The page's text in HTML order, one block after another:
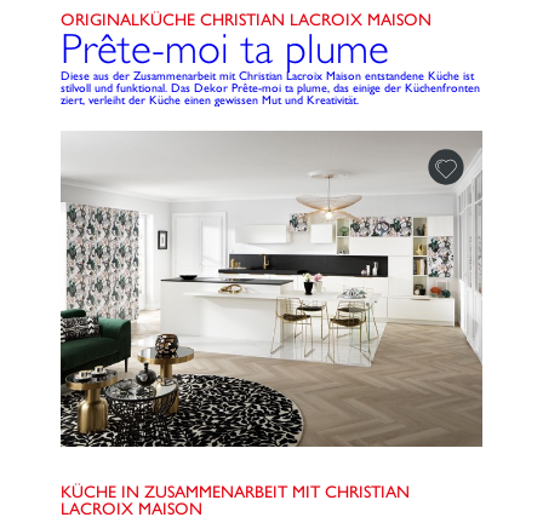
ORIGINALKÜCHE CHRISTIAN LACROIX MAISON
Prête-moi ta plume
Diese aus der Zusammenarbeit mit Christian Lacroix Maison entstandene Küche ist
stilvoll und funktional. Das Dekor Prête-moi ta plume, das einige der Küchenfronten
ziert, verleiht der Küche einen gewissen Mut und Kreativität.
KÜCHE IN ZUSAMMENARBEIT MIT CHRISTIAN
LACROIX MAISON